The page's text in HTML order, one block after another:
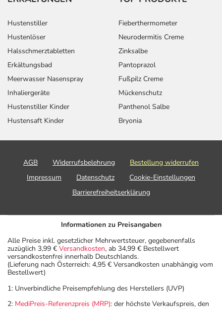
Hustenstiller
Hustenlöser
Halsschmerztabletten
Erkältungsbad
Meerwasser Nasenspray
Inhaliergeräte
Hustenstiller Kinder
Hustensaft Kinder
Fieberthermometer
Neurodermitis Creme
Zinksalbe
Pantoprazol
Fußpilz Creme
Mückenschutz
Panthenol Salbe
Bryonia
AGB Widerrufsbelehrung
Bestellung widerrufen
Impressum
Datenschutz
Cookie-Einstellungen
Barrierefreiheitserklärung
Informationen zu Preisangaben
Alle Preise inkl. gesetzlicher Mehrwertsteuer, gegebenenfalls
zuzüglich 3,99 € Versandkosten, ab 34,99 € Bestellwert
versandkostenfrei innerhalb Deutschlands.
(Lieferung nach Österreich: 4,95 € Versandkosten unabhängig vom
Bestellwert)
1: Unverbindliche Preisempfehlung des Herstellers (UVP)
2: MediPreis-Referenzpreis (MRP): der höchste Verkaufspreis, den